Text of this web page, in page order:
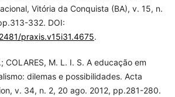
Vitória da Conquista (BA), v. 15, n.
332. DOI:
praxis.v15i31.4675.
COLARES, M. L. I. S. A educação em
dilemas e possibilidades. Acta
v. 34, n. 2, 20 ago. 2012, pp.281-280.